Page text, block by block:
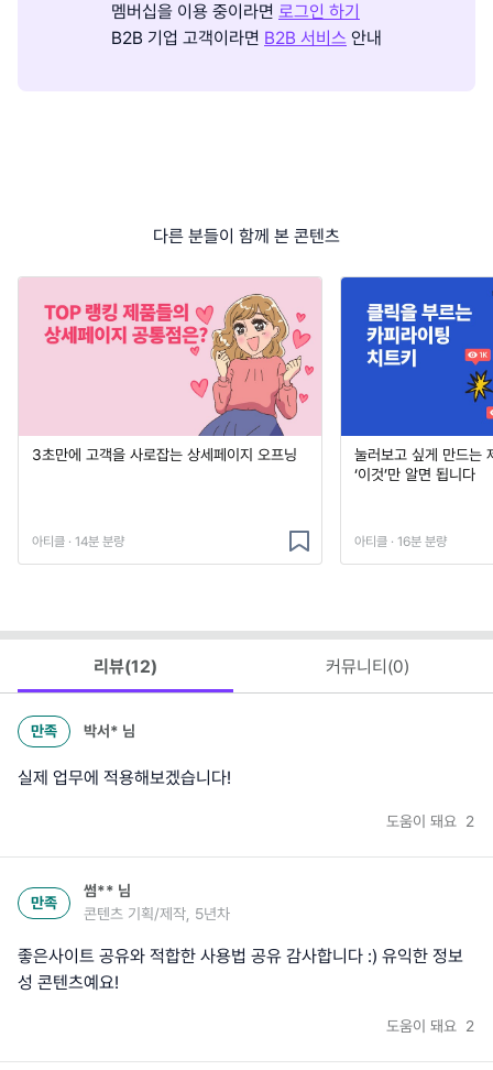
멤버십을 이용 중이라면 로그인 하기
B2B 기업 고객이라면 B2B 서비스 안내
다른 분들이 함께 본 콘텐츠
3초만에 고객을 사로잡는 상세페이지 오프닝
아티클 · 14분 분량
눌러보고 싶게 만드는
‘이것’만 알면 됩니다
아티클 · 16분 분량
리뷰(12) 커뮤니티(0)
만족 박서* 님
실제 업무에 적용해보겠습니다!
도움이 돼요 2
만족
썸** 님
콘텐츠 기획/제작, 5년차
좋은사이트 공유와 적합한 사용법 공유 감사합니다 :) 유익한 정보
성 콘텐츠예요!
도움이 돼요 2